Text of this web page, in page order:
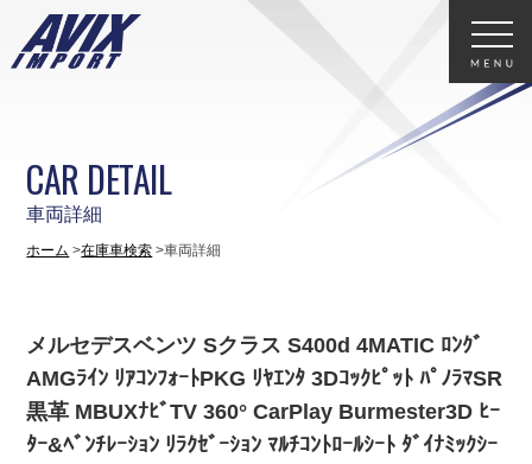
車両詳細
CAR DETAIL
ホーム 在庫車検索 車両詳細
メルセデスベンツ Sクラス S400d 4MATIC ﾛﾝｸﾞ
AMGﾗｲﾝ ﾘｱｺﾝﾌｫｰﾄPKG ﾘﾔｴﾝﾀ 3Dｺｯｸﾋﾟｯﾄ ﾊﾟﾉﾗﾏSR
黒革 MBUXﾅﾋﾞTV 360° CarPlay Burmester3D ﾋｰ
ﾀｰ&ﾍﾞﾝﾁﾚｰｼｮﾝ ﾘﾗｸｾﾞｰｼｮﾝ ﾏﾙﾁｺﾝﾄﾛｰﾙｼｰﾄ ﾀﾞｲﾅﾐｯｸｼｰ